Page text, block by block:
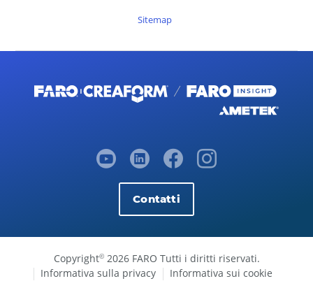
Sitemap
Contatti
Copyright©2026 FARO Tutti i diritti riservati.
Informativa sulla privacy
Informativa sui cookie